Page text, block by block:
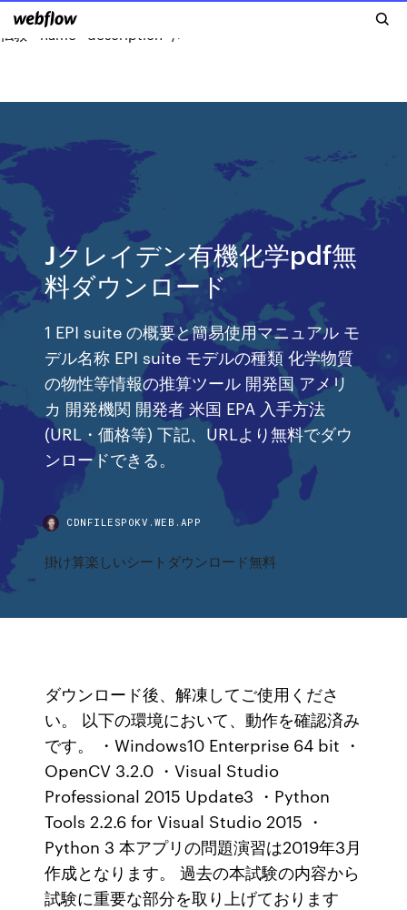
仏教 " name="description" />
Jクレイデン有機化学pdf無
料ダウンロード
1 EPI suite の概要と簡易使用マニュアル モ
デル名称 EPI suite モデルの種類 化学物質
の物性等情報の推算ツール 開発国 アメリ
カ 開発機関 開発者 米国 EPA 入手方法
(URL・価格等) 下記、URLより無料でダウ
ンロードできる。
CDNFILESPOKV.WEB.APP
掛け算楽しいシートダウンロード無料
ダウンロード後、解凍してご使用くださ
い。 以下の環境において、動作を確認済み
です。 ・Windows10 Enterprise 64 bit ・
OpenCV 3.2.0 ・Visual Studio
Professional 2015 Update3 ・Python
Tools 2.2.6 for Visual Studio 2015 ・
Python 3 本アプリの問題演習は2019年3月
作成となります。 過去の本試験の内容から
試験に重要な部分を取り上げております